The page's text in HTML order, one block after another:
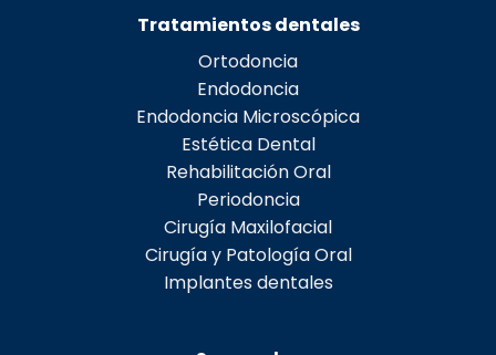
Tratamientos dentales
Ortodoncia
Endodoncia
Endodoncia Microscópica
Estética Dental
Rehabilitación Oral
Periodoncia
Cirugía Maxilofacial
Cirugía y Patología Oral
Implantes dentales